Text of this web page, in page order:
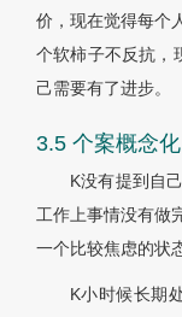
价，现在觉得每个
个软柿子不反抗，
己需要有了进步。
3.5 个案概念化
K没有提到自
工作上事情没有做
一个比较焦虑的状
K小时候长期